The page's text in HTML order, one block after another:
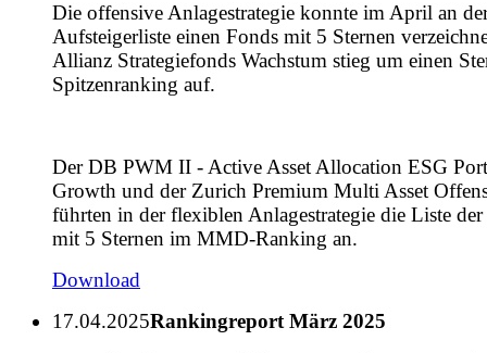
Die offensive Anlagestrategie konnte im April an
Aufsteigerliste einen Fonds mit 5 Sternen
Allianz Strategiefonds Wachstum stieg um einen
Spitzenranking auf.
Der DB PWM II - Active Asset Allocation ESG
Growth und der Zurich Premium Multi Asset
führten in der flexiblen Anlagestrategie die Liste
mit 5 Sternen im MMD-Ranking an.
Download
17.04.2025Rankingreport März 2025